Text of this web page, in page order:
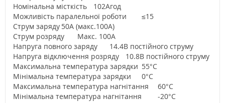
Номінальна місткість
102Агод
Можливість паралельної роботи
≤15
Струм заряду 50А (макс.100А)
Струм розряду
Макс. 100А
Напруга повного заряду
14.4В постійного струму
Напруга відключення розряду
10.8В постійного струму
Максимальна температура зарядки 55°С
Мінімальна температура зарядки
0°С
Максимальна температура нагнітання
60°С
Мінімальна температура нагнітання
-20°С